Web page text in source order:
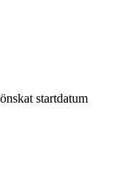
startdatum